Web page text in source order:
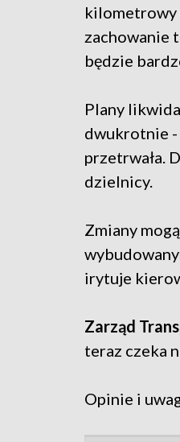
kilometrowy
zachowanie
będzie
Plany
dwukrotnie -
przetrwała.
dzielnicy.
Zmiany
irytuje
Zarząd
teraz czeka
Opinie i